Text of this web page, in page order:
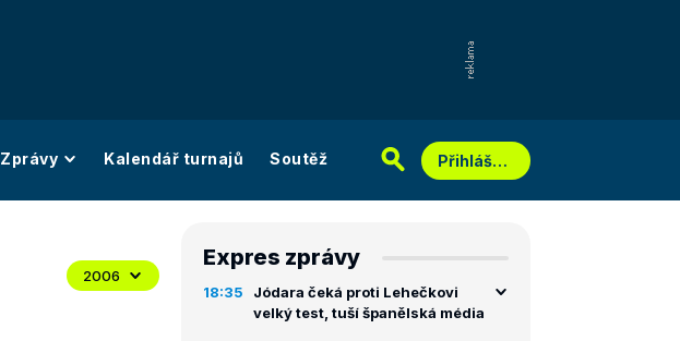
Zprávy Kalendář turnajů Soutěž Přihlášení
2006
Expres zprávy
18:35
Jódara čeká proti Lehečkovi
velký test, tuší španělská média